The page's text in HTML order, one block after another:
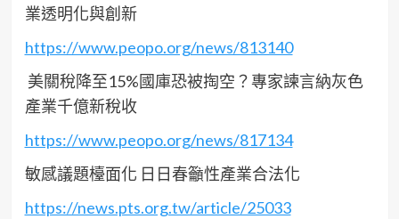
業透明化與創新
https://www.peopo.org/news/813140
美關稅降至15%國庫恐被掏空？專家諫言納灰色
產業千億新稅收
https://www.peopo.org/news/817134
敏感議題檯面化 日日春籲性產業合法化
https://news.pts.org.tw/article/25033